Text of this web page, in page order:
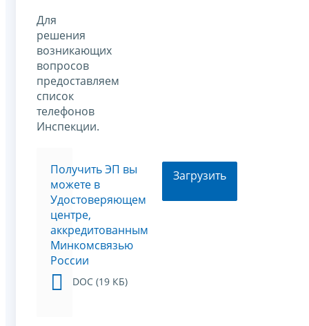
Для
решения
возникающих
вопросов
предоставляем
список
телефонов
Инспекции.
Получить ЭП вы
можете в
Удостоверяющем
центре,
аккредитованным
Минкомсвязью
России
DOC (19 КБ)
Загрузить